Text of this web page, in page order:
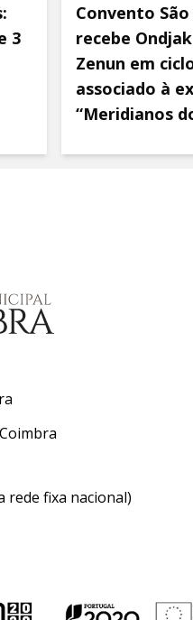
3
Convento
recebe
Zenun em
associado à
“Meridianos
rede fixa nacional)